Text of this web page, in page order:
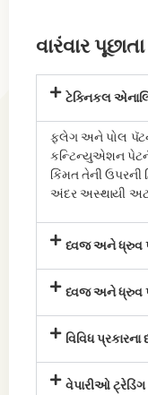
વારંવાર
ટેક્નિકલ
ફ્લેગ અને પોલ
કન્ટિન્યુએશન
કિંમત તેની ઉપરની
અંદર અસ્થાયી
ધ્વજ અને ધ્રુવ
ધ્વજ અને ધ્રુવ
વિવિધ
વેપારીઓ